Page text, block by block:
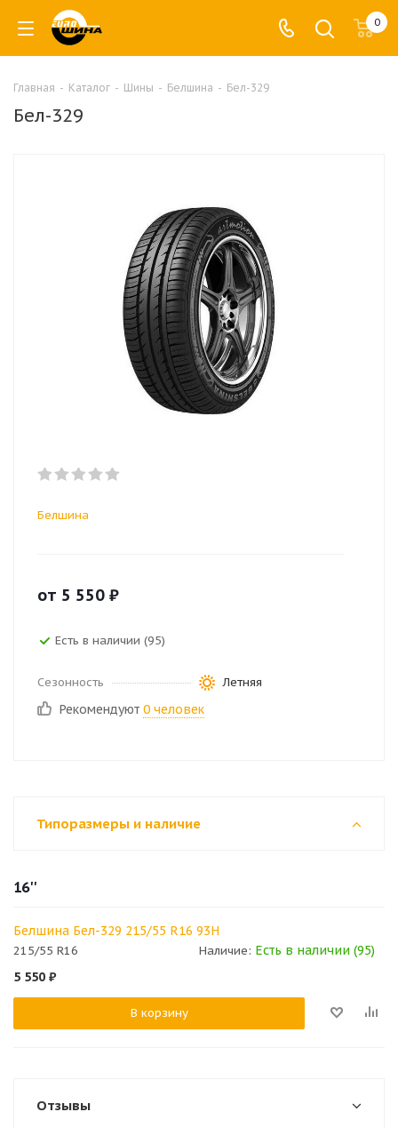
0
Главная - Каталог - Шины - Белшина - Бел-329
Бел-329
Белшина
от 5 550 ₽
Есть в наличии (95)
Сезонность Летняя
Рекомендуют 0 человек
Типоразмеры и наличие
16''
Белшина Бел-329 215/55 R16 93H
215/55 R16 Наличие: Есть в наличии (95)
5 550 ₽
В корзину
Отзывы